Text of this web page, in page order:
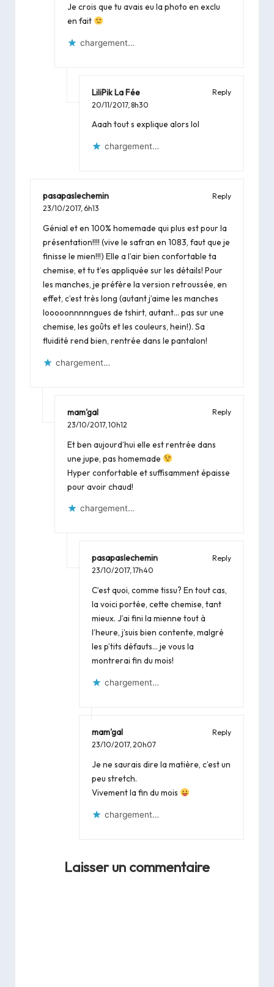
Je crois que tu avais eu la photo en exclu
en fait
chargement…
LiliPik La Fée
Reply
20/11/2017, 8h30
Aaah tout s explique alors lol
chargement…
pasapaslechemin
Reply
23/10/2017, 6h13
Génial et en 100% homemade qui plus est pour la
présentation!!!! (vive le safran en 1083, faut que je
finisse le mien!!!) Elle a l’air bien confortable ta
chemise, et tu t’es appliquée sur les détails! Pour
les manches, je préfère la version retroussée, en
effet, c’est très long (autant j’aime les manches
looooonnnnngues de tshirt, autant… pas sur une
chemise, les goûts et les couleurs, hein!). Sa
fluidité rend bien, rentrée dans le pantalon!
chargement…
mam'gal
Reply
23/10/2017, 10h12
Et ben aujourd’hui elle est rentrée dans
une jupe, pas homemade
Hyper confortable et suffisamment épaisse
pour avoir chaud!
chargement…
pasapaslechemin
Reply
23/10/2017,17h40
C’est quoi, comme tissu? En tout cas,
la voici portée, cette chemise, tant
mieux. J’ai fini la mienne tout à
l’heure, j’suis bien contente, malgré
les p’tits défauts… je vous la
montrerai fin du mois!
chargement…
mam'gal
Reply
23/10/2017,20h07
Je ne saurais dire la matière, c’est un
peu stretch.
Vivement la fin du mois
chargement…
Laisser un commentaire